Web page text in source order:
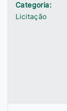
Categoria:
Licitação